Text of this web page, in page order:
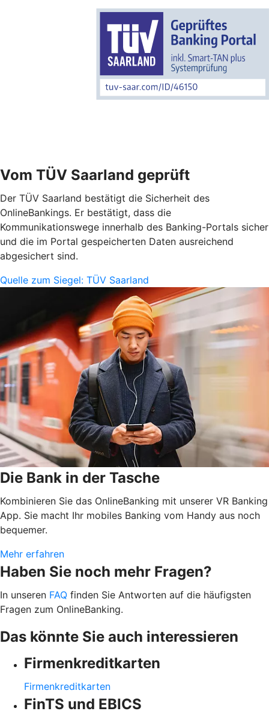
Vom TÜV Saarland geprüft
Der TÜV Saarland bestätigt die Sicherheit des
OnlineBankings. Er bestätigt, dass die
Kommunikationswege innerhalb des Banking-Portals sicher
und die im Portal gespeicherten Daten ausreichend
abgesichert sind.
Quelle zum Siegel: TÜV Saarland
Die Bank in der Tasche
Kombinieren Sie das OnlineBanking mit unserer VR Banking
App. Sie macht Ihr mobiles Banking vom Handy aus noch
bequemer.
Mehr erfahren
Haben Sie noch mehr Fragen?
In unseren FAQ finden Sie Antworten auf die häufigsten
Fragen zum OnlineBanking.
Das könnte Sie auch interessieren
Firmenkreditkarten
Firmenkreditkarten
FinTS und EBICS